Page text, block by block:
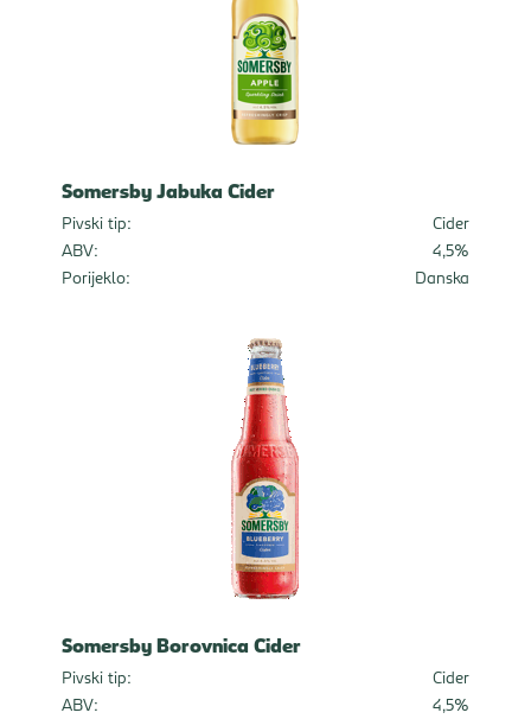
Somersby Jabuka Cider
Pivski tip:
Cider
ABV:
4,5%
Porijeklo:
Danska
Somersby Borovnica Cider
Pivski tip:
Cider
ABV:
4,5%